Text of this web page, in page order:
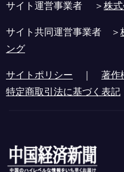
サイト運営事業者 ＞株
サイト共同運営事業者 ＞
ング
サイトポリシー ｜ 著作
特定商取引法に基づく表記